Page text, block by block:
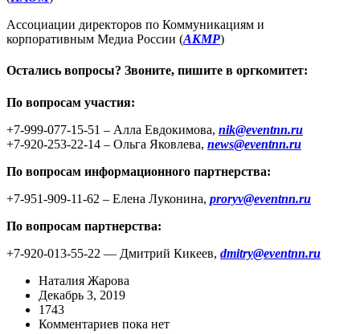
Ассоциации директоров по Коммуникациям и
корпоративным Медиа России (АКМР)
Остались вопросы? Звоните, пишите в оргкомитет:
По вопросам участия:
+7-999-077-15-51 – Алла Евдокимова, nik@eventnn.ru
+7-920-253-22-14 – Ольга Яковлева, news@eventnn.ru
По вопросам информационного партнерства:
+7-951-909-11-62 – Елена Луконина, proryv@eventnn.ru
По вопросам партнерства:
+7-920-013-55-22 — Дмитрий Кикеев, dmitry@eventnn.ru
Наталия Жарова
Декабрь 3, 2019
1743
Комментариев пока нет